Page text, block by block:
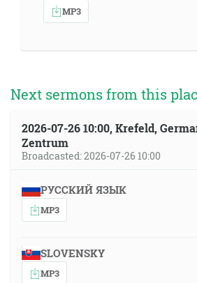
MP3
Next sermons from this
2026-07-26 10:00, Krefeld,
Zentrum
Broadcasted: 2026-07-26 10:00
РУССКИЙ ЯЗЫК
MP3
SLOVENSKY
MP3